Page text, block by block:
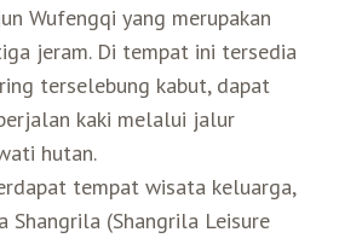
Wufengqi yang merupakan
jeram. Di tempat ini tersedia
terselebung kabut, dapat
kaki melalui jalur
hutan.
tempat wisata keluarga,
Shangrila (Shangrila Leisure